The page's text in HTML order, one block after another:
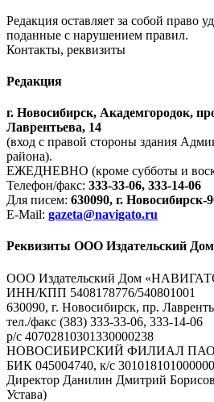
Редакция оставляет за собой право
поданные с нарушением правил.
Контакты, реквизиты
Редакция
г. Новосибирск, Академгородок,
Лаврентьева, 14
(вход с правой стороны здания
района).
ЕЖЕДНЕВНО (кроме субботы и
Телефон/факс: 333-33-06, 333-14-06
Для писем: 630090, г. Новосибирск-
E-Mail: gazeta@navigato.ru
Реквизиты ООО Издательский Дом
ООО Издательский Дом
ИНН/КПП 5408178776/540801001
630090, г. Новосибирск, пр.
тел./факс (383) 333-33-06, 333-14-06
р/с 40702810301330000238
НОВОСИБИРСКИЙ ФИЛИАЛ ПАО
БИК 045004740, к/с
Директор Данилин Дмитрий
Устава)